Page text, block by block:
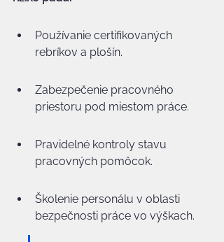
Používanie certifikovaných
rebríkov a plošín.
Zabezpečenie pracovného
priestoru pod miestom práce.
Pravidelné kontroly stavu
pracovných pomôcok.
Školenie personálu v oblasti
bezpečnosti práce vo výškach.